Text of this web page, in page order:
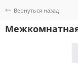
Вернуться назад